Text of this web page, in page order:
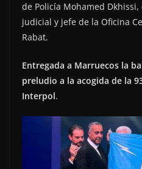
de Policía Mohamed
judicial y jefe de la Oficina
Rabat.
Entregada a Marruecos la
preludio a la acogida de la
Interpol.